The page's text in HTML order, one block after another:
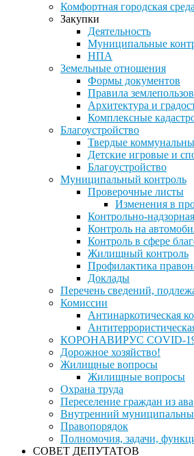
Комфортная городская среда
Закупки
Деятельность
Муниципальные
НПА
Земельные отношения
Формы документов
Правила
Архитектура и
Комплексные
Благоустройство
Твердые
Детские игровые и
Благоустройство
Муниципальный контроль
Проверочные листы
Изменения в
Контрольно-
Контроль на
Контроль в сфере
Жилищный контроль
Профилактика
Доклады
Перечень сведений,
Комиссии
Антинаркотическая
КОРОНАВИРУС COVID-
Дорожное хозяйство!
Жилищные вопросы
Жилищные вопросы
Охрана труда
Переселение граждан из
Внутренний
Правопорядок
Полномочия, задачи,
СОВЕТ ДЕПУТАТОВ